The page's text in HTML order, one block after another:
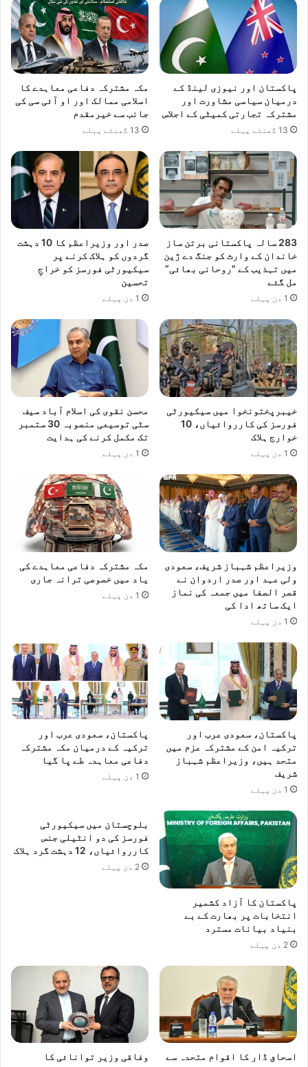
پاکستان اور نیوزی لینڈ کے
درمیان سیاسی مشاورت اور
مشترکہ تجارتی کمیٹی کے اجلاس
13 گھنٹے پہلے
مکہ مشترکہ دفاعی معاہدے کا
اسلامی ممالک اور او آئی سی کی
جانب سے خیرمقدم
13 گھنٹے پہلے
283 سالہ پاکستانی برتن ساز
خاندان کے وارث کو جنگ دے ژین
میں تہذیب کے "روحانی بھائی”
مل گئے
1 دن پہلے
صدر اور وزیراعظم کا 10 دہشت
گردوں کو ہلاک کرنے پر
سیکیورٹی فورسز کو خراجِ
تحسین
1 دن پہلے
خیبرپختونخوا میں سیکیورٹی
فورسز کی کارروائیاں، 10
خوارج ہلاک
1 دن پہلے
محسن نقوی کی اسلام آباد سیف
سٹی توسیعی منصوبہ 30 ستمبر
تک مکمل کرنے کی ہدایت
1 دن پہلے
وزیراعظم شہباز شریف، سعودی
ولی عہد اور صدر اردوان نے
قصر الصفا میں جمعہ کی نماز
ایک ساتھ ادا کی
1 دن پہلے
مکہ مشترکہ دفاعی معاہدے کی
یاد میں خصوصی ترانہ جاری
1 دن پہلے
پاکستان، سعودی عرب اور
ترکیہ امن کے مشترکہ عزم میں
متحد ہیں، وزیراعظم شہباز
شریف
1 دن پہلے
پاکستان، سعودی عرب اور
ترکیہ کے درمیان مکہ مشترکہ
دفاعی معاہدہ طے پا گیا
1 دن پہلے
پاکستان کا آزاد کشمیر
انتخابات پر بھارت کے بے
بنیاد بیانات مسترد
2 دن پہلے
بلوچستان میں سیکیورٹی
فورسز کی دو انٹیلی جنس
کارروائیاں، 12 دہشت گرد ہلاک
2 دن پہلے
اسحاق ڈار کا اقوام متحدہ سے
وفاقی وزیر توانائی کا